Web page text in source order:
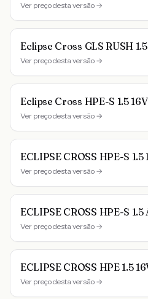
Ver preço desta versão →
Eclipse Cross GLS RUSH
Ver preço desta versão →
Eclipse Cross HPE-S 1.5
Ver preço desta versão →
ECLIPSE CROSS HPE-S 1.5
Ver preço desta versão →
ECLIPSE CROSS HPE-S 1.5
Ver preço desta versão →
ECLIPSE CROSS HPE 1.5
Ver preço desta versão →